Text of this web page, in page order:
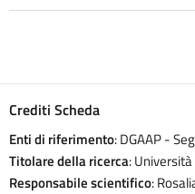
Crediti Scheda
Enti di riferimento: DGAAP -
Titolare della ricerca:
Responsabile scientifico: